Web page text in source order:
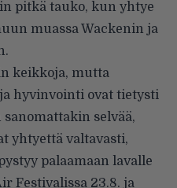
pitkä tauko, kun yhtye
muassa Wackenin ja
keikkoja, mutta
hyvinvointi ovat tietysti
selvää,
yhtyettä valtavasti,
palaamaan lavalle
Festivalissa 23.8. ja